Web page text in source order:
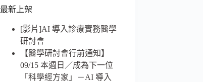
最新上架
[影片]AI 導入診療實務醫學
研討會
【醫學研討會行前通知】
09/15 本週日／成為下一位
「科學經方家」－AI 導入